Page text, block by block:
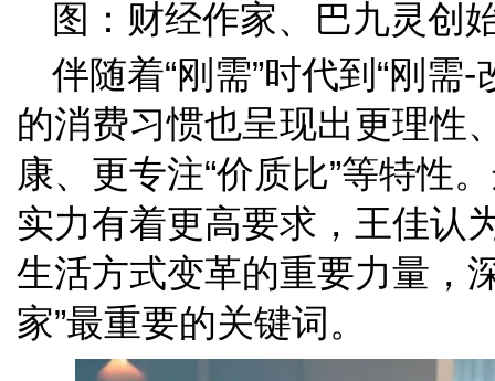
图：财经作家、巴九灵创
伴随着“刚需”时代到“刚需
的消费习惯也呈现出更理性
康、更专注“价质比”等特性
实力有着更高要求，王佳认
生活方式变革的重要力量，
家”最重要的关键词。